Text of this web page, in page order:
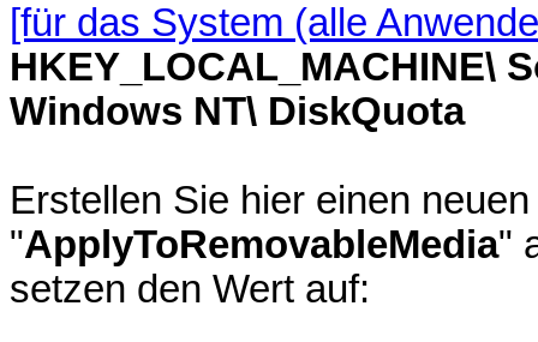
[für das System (alle
HKEY_LOCAL_MACHINE\
Windows NT\ DiskQuota
Erstellen Sie hier einen
"ApplyToRemovableMedia"
setzen den Wert auf: